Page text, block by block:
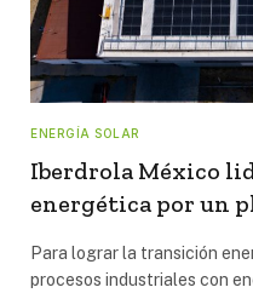
ENERGÍA SOLAR
Iberdrola México
energética por un
Para lograr la transición
procesos industriales con